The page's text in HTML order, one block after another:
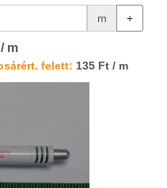
m +
m
felett: 135 Ft / m